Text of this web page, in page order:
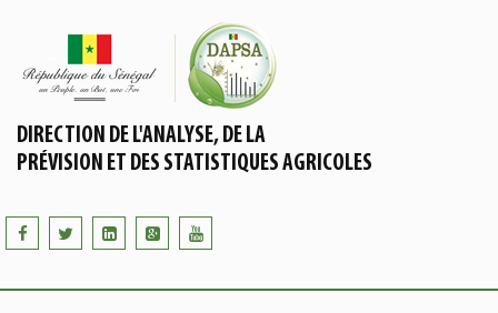
DIRECTION DE L'ANALYSE, DE LA
PRÉVISION ET DES STATISTIQUES AGRICOLES